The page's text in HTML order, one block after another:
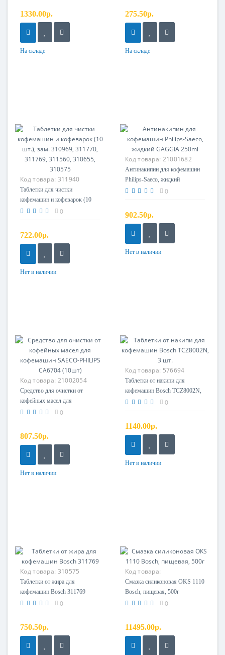
1330.00р.
На складе
275.50р.
На складе
Код товара: 311940
Таблетки для чистки
кофемашин и кофеварок (10
шт.), зам. 310969, 311770,
0
722.00р.
Нет в наличии
Код товара: 21001682
Антинакипин для кофемашин
Philips-Saeco, жидкий
GAGGIA 250ml0
902.50р.
Нет в наличии
Код товара: 21002054
Средство для очистки от
кофейных масел для
кофемашин SAECO-PHILIPS
0
807.50р.
Нет в наличии
Код товара: 576694
Таблетки от накипи для
кофемашин Bosch TCZ8002N,
3 шт.
0
1140.00р.
Нет в наличии
Код товара: 310575
Таблетки от жира для
кофемашин Bosch 311769
0
750.50р.
Код товара:
Смазка силиконовая OKS 1110
Bosch, пищевая, 500г
0
11495.00р.